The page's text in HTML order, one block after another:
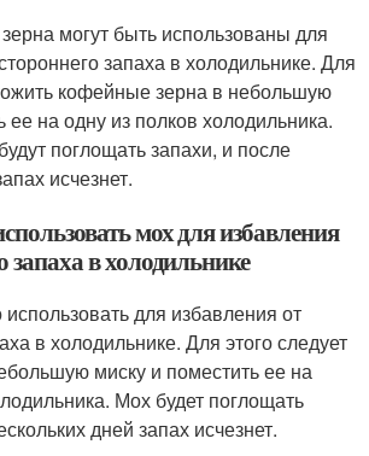
могут быть использованы для
запаха в холодильнике. Для
кофейные зерна в небольшую
ее на одну из полков холодильника.
поглощать запахи, и после
исчезнет.
мох для избавления
запаха в холодильнике
для избавления от
в холодильнике. Для этого следует
миску и поместить ее на
Мох будет поглощать
дней запах исчезнет.